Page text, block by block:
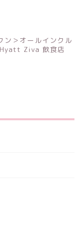
ン＞オールインクル
Ziva 飲食店